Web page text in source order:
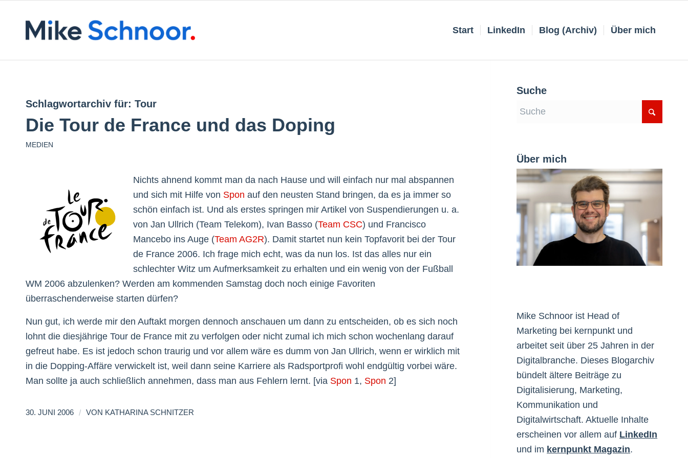
Start LinkedIn Blog (Archiv) Über mich
Schlagwortarchiv für: Tour
Die Tour de France und das Doping
MEDIEN
Nichts ahnend kommt man da nach Hause und will einfach nur mal abspannen
und sich mit Hilfe von Spon auf den neusten Stand bringen, da es ja immer so
schön einfach ist. Und als erstes springen mir Artikel von Suspendierungen u. a.
von Jan Ullrich (Team Telekom), Ivan Basso (Team CSC) und Francisco
Mancebo ins Auge (Team AG2R). Damit startet nun kein Topfavorit bei der Tour
de France 2006. Ich frage mich echt, was da nun los. Ist das alles nur ein
schlechter Witz um Aufmerksamkeit zu erhalten und ein wenig von der Fußball
WM 2006 abzulenken? Werden am kommenden Samstag doch noch einige Favoriten
überraschenderweise starten dürfen?
Nun gut, ich werde mir den Auftakt morgen dennoch anschauen um dann zu entscheiden, ob es sich noch
lohnt die diesjährige Tour de France mit zu verfolgen oder nicht zumal ich mich schon wochenlang darauf
gefreut habe. Es ist jedoch schon traurig und vor allem wäre es dumm von Jan Ullrich, wenn er wirklich mit
in die Dopping-Affäre verwickelt ist, weil dann seine Karriere als Radsportprofi wohl endgültig vorbei wäre.
Man sollte ja auch schließlich annehmen, dass man aus Fehlern lernt. [via Spon 1, Spon 2]
30. JUNI 2006 / VON KATHARINA SCHNITZER
Suche
Über mich
Mike Schnoor ist Head of
Marketing bei kernpunkt und
arbeitet seit über 25 Jahren in der
Digitalbranche. Dieses Blogarchiv
bündelt ältere Beiträge zu
Digitalisierung, Marketing,
Kommunikation und
Digitalwirtschaft. Aktuelle Inhalte
erscheinen vor allem auf LinkedIn
und im kernpunkt Magazin.